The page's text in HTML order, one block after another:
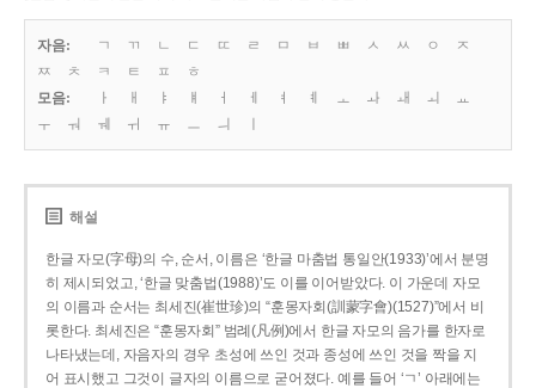
자음: ㄱ ㄲ ㄴ ㄷ ㄸ ㄹ ㅁ ㅂ ㅃ ㅅ ㅆ ㅇ
ㅈ
ㅉ
ㅊ ㅋ ㅌ ㅍ
ㅎ
모음:
ㅏ ㅐ ㅑ ㅒ ㅓ ㅔ ㅕ ㅖ ㅗ ㅘ ㅙ ㅚ
ㅛ
ㅜ
ㅝ ㅞ ㅟ ㅠ ㅡ ㅢ
해설
한글 자모(字母)의 수, 순서, 이름은 ‘한글 마춤법 통일안(1933)’에서 분명
히 제시되었고, ‘한글 맞춤법(1988)’도 이를 이어받았다. 이 가운데 자모
의 이름과 순서는 최세진(崔世珍)의 “훈몽자회(訓蒙字會)(1527)”에서 비
롯한다. 최세진은 “훈몽자회” 범례(凡例)에서 한글 자모의 음가를 한자로
나타냈는데, 자음자의 경우 초성에 쓰인 것과 종성에 쓰인 것을 짝을 지
어 표시했고 그것이 글자의 이름으로 굳어졌다. 예를 들어 ‘ㄱ’ 아래에는